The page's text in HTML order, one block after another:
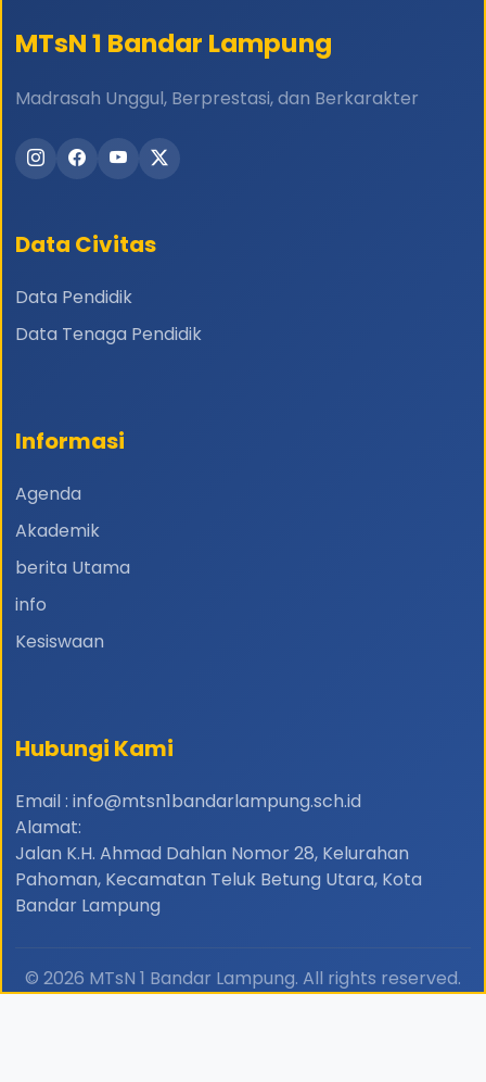
MTsN 1 Bandar Lampung
Madrasah Unggul, Berprestasi, dan Berkarakter
Data Civitas
Data Pendidik
Data Tenaga Pendidik
Informasi
Agenda
Akademik
berita Utama
info
Kesiswaan
Hubungi Kami
Email : info@mtsn1bandarlampung.sch.id
Alamat:
Jalan K.H. Ahmad Dahlan Nomor 28, Kelurahan
Pahoman, Kecamatan Teluk Betung Utara, Kota
Bandar Lampung
© 2026 MTsN 1 Bandar Lampung. All rights reserved.